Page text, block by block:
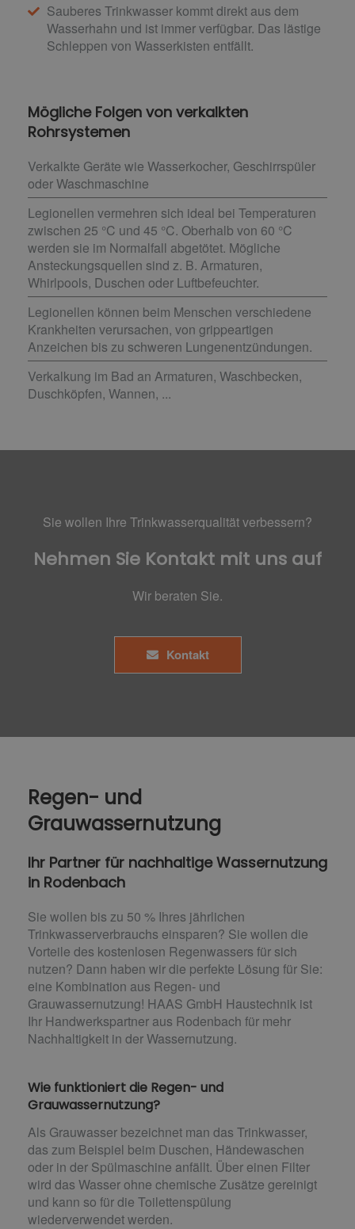
Sauberes Trinkwasser kommt direkt aus dem
Wasserhahn und ist immer verfügbar. Das lästige
Schleppen von Wasserkisten entfällt.
Mögliche Folgen von verkalkten
Rohrsystemen
Verkalkte Geräte wie Wasserkocher, Geschirrspüler
oder Waschmaschine
Legionellen vermehren sich ideal bei Temperaturen
zwischen 25 °C und 45 °C. Oberhalb von 60 °C
werden sie im Normalfall abgetötet. Mögliche
Ansteckungsquellen sind z. B. Armaturen,
Whirlpools, Duschen oder Luftbefeuchter.
Legionellen können beim Menschen verschiedene
Krankheiten verursachen, von grippeartigen
Anzeichen bis zu schweren Lungenentzündungen.
Verkalkung im Bad an Armaturen, Waschbecken,
Duschköpfen, Wannen, ...
Sie wollen Ihre Trinkwasserqualität verbessern?
Nehmen Sie Kontakt mit uns auf
Wir beraten Sie.
Kontakt
Regen- und
Grauwassernutzung
Ihr Partner für nachhaltige Wassernutzung
in Rodenbach
Sie wollen bis zu 50 % Ihres jährlichen
Trinkwasserverbrauchs einsparen? Sie wollen die
Vorteile des kostenlosen Regenwassers für sich
nutzen? Dann haben wir die perfekte Lösung für Sie:
eine Kombination aus Regen- und
Grauwassernutzung! HAAS GmbH Haustechnik ist
Ihr Handwerkspartner aus Rodenbach für mehr
Nachhaltigkeit in der Wassernutzung.
Wie funktioniert die Regen- und
Grauwassernutzung?
Als Grauwasser bezeichnet man das Trinkwasser,
das zum Beispiel beim Duschen, Händewaschen
oder in der Spülmaschine anfällt. Über einen Filter
wird das Wasser ohne chemische Zusätze gereinigt
und kann so für die Toilettenspülung
wiederverwendet werden.